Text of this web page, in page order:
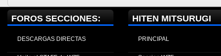
FOROS SECCIONES:
DESCARGAS DIRECTAS
HITEN MITSURUGI
PRINCIPAL